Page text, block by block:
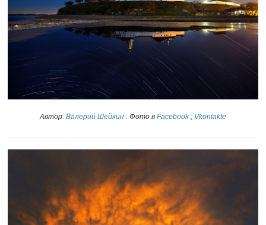
Автор: Валерий Шейкин . Фото в Facebook; Vkontakte